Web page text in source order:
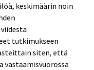
keskimäärin noin
tutkimukseen
siten, että
vastaamisvuorossa